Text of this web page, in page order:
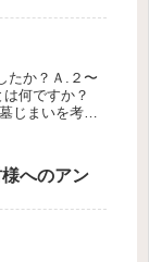
たか？Ａ.２〜
何ですか？
じまいを考え
へのアン